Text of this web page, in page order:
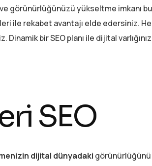
görünürlüğünüzü yükseltme imkanı
ile rekabet avantajı elde edersiniz.
bir SEO planı ile dijital
SEO
dijital dünyadaki görünürlüğünü